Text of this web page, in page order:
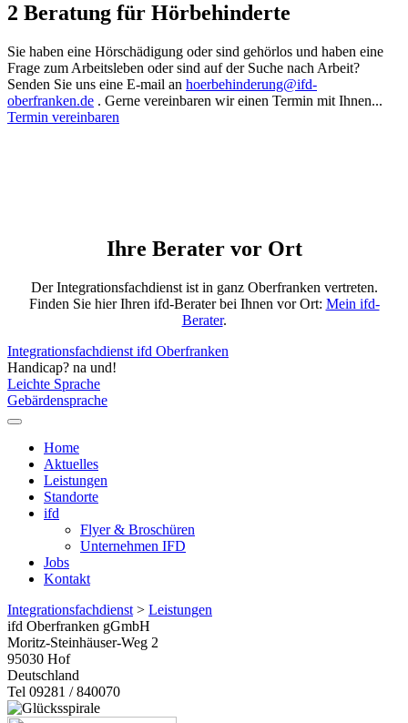
2 Beratung für Hörbehinderte
Sie haben eine Hörschädigung oder sind gehörlos und haben eine
Frage zum Arbeitsleben oder sind auf der Suche nach Arbeit?
Senden Sie uns eine E-mail an hoerbehinderung@ifd-
oberfranken.de . Gerne vereinbaren wir einen Termin mit Ihnen...
Termin vereinbaren
Ihre Berater vor Ort
Der Integrationsfachdienst ist in ganz Oberfranken vertreten.
Finden Sie hier Ihren ifd-Berater bei Ihnen vor Ort: Mein ifd-
Berater.
Integrationsfachdienst ifd Oberfranken
Handicap? na und!
Leichte Sprache
Gebärdensprache
Home
Aktuelles
Leistungen
Standorte
ifd
Flyer & Broschüren
Unternehmen IFD
Jobs
Kontakt
Integrationsfachdienst > Leistungen
ifd Oberfranken gGmbH
Moritz-Steinhäuser-Weg 2
95030 Hof
Deutschland
Tel 09281 / 840070